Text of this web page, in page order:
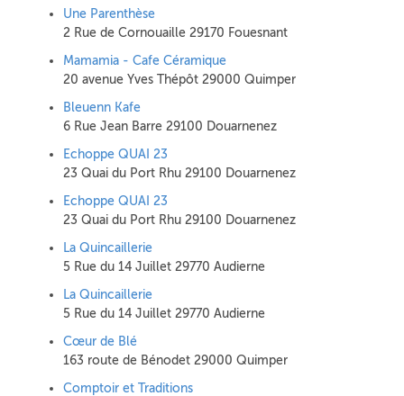
Une Parenthèse
2 Rue de Cornouaille 29170 Fouesnant
Mamamia - Cafe Céramique
20 avenue Yves Thépôt 29000 Quimper
Bleuenn Kafe
6 Rue Jean Barre 29100 Douarnenez
Echoppe QUAI 23
23 Quai du Port Rhu 29100 Douarnenez
Echoppe QUAI 23
23 Quai du Port Rhu 29100 Douarnenez
La Quincaillerie
5 Rue du 14 Juillet 29770 Audierne
La Quincaillerie
5 Rue du 14 Juillet 29770 Audierne
Cœur de Blé
163 route de Bénodet 29000 Quimper
Comptoir et Traditions